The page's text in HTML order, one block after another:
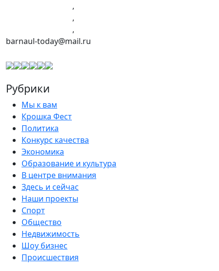
,
,
,
barnaul-today@mail.ru
Рубрики
Мы к вам
Крошка Фест
Политика
Конкурс качества
Экономика
Образование и культура
В центре внимания
Здесь и сейчас
Наши проекты
Спорт
Общество
Недвижимость
Шоу бизнес
Происшествия